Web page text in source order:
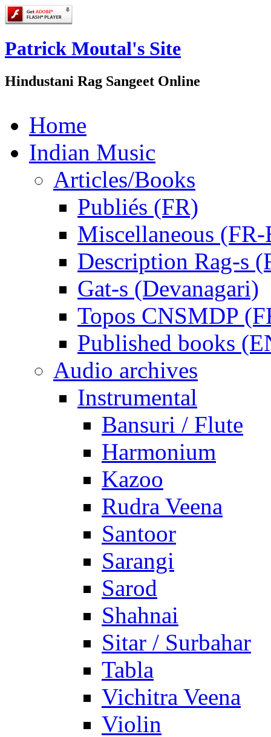
Patrick Moutal's Site
Hindustani Rag Sangeet Online
Home
Indian Music
Articles/Books
Publiés (FR)
Miscellaneous
Description Rag-s
Gat-s (Devanagari)
Topos CNSMDP
Published books
Audio archives
Instrumental
Bansuri / Flute
Harmonium
Kazoo
Rudra Veena
Santoor
Sarangi
Sarod
Shahnai
Sitar / Surbahar
Tabla
Vichitra Veena
Violin